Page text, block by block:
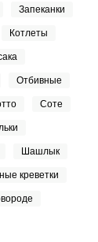
Запеканки
Котлеты
Отбивные
Соте
Шашлык
креветки